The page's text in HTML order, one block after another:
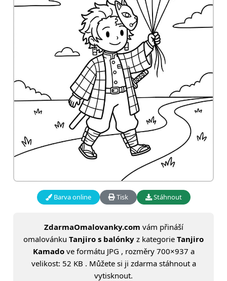
Barva online Tisk Stáhnout
ZdarmaOmalovanky.com vám přináší
omalovánku Tanjiro s balónky z kategorie Tanjiro
Kamadove formátu JPG , rozměry 700×937 a
velikost: 52 KB . Můžete si ji zdarma stáhnout a
vytisknout.